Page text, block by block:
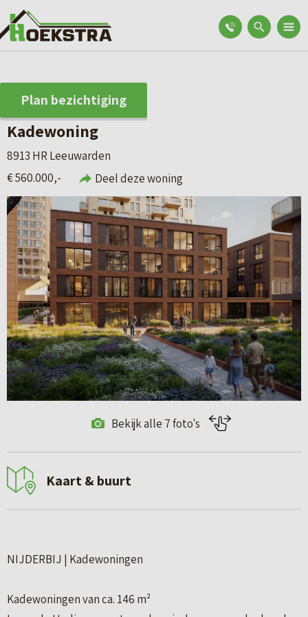
Plan bezichtiging
Kadewoning
8913 HR Leeuwarden
€ 560.000,-
Deel deze woning
Bekijk alle 7 foto's
Kaart & buurt
NIJDERBIJ | Kadewoningen
Kadewoningen van ca. 146 m²